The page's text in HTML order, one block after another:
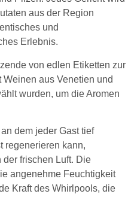
aus der Region
und
Erlebnis.
von edlen Etiketten zur
aus Venetien und
wurden, um die Aromen
dem jeder Gast tief
regenerieren kann,
der frischen Luft. Die
angenehme Feuchtigkeit
Kraft des Whirlpools, die